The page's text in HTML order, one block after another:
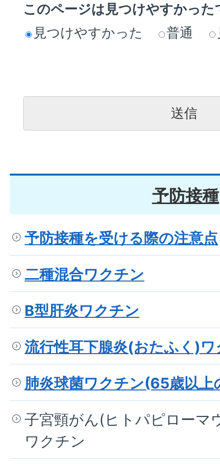
このページは見つけやすかった
見つけやすかった
普通
予防接種
予防接種を受ける際の注意点
二種混合ワクチン
B型肝炎ワクチン
流行性耳下腺炎(おたふく)
肺炎球菌ワクチン(65歳以上
子宮頸がん(ヒトパピローマ
ワクチン